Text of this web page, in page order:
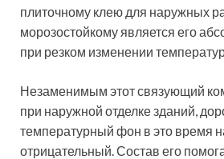
плиточному клею для наружных
морозостойкому является его
при резком изменении
Незаменимым этот связующий
при наружной отделке зданий,
температурный фон в это время
отрицательный. Состав его